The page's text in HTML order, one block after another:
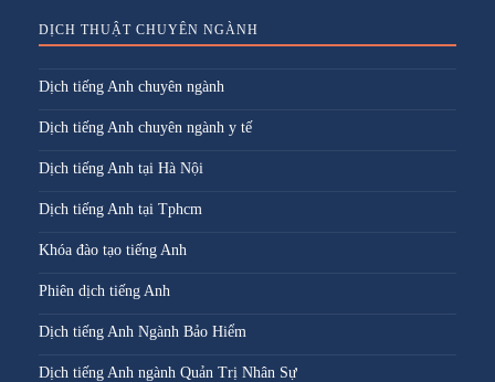
DỊCH THUẬT CHUYÊN NGÀNH
Dịch tiếng Anh chuyên ngành
Dịch tiếng Anh chuyên ngành y tế
Dịch tiếng Anh tại Hà Nội
Dịch tiếng Anh tại Tphcm
Khóa đào tạo tiếng Anh
Phiên dịch tiếng Anh
Dịch tiếng Anh Ngành Bảo Hiểm
Dịch tiếng Anh ngành Quản Trị Nhân Sự